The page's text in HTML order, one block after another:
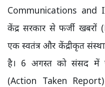
Communications and
केंद्र सरकार से फर्जी
एक स्वतंत्र और केंद्रीकृत
है। 6 अगस्त को संसद में
(Action Taken